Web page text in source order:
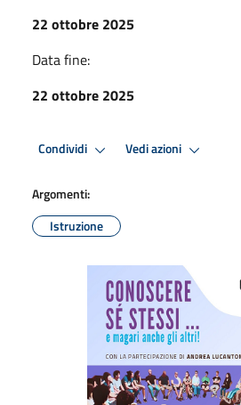
22 ottobre 2025
Data fine:
22 ottobre 2025
Condividi Vedi azioni
Argomenti:
Istruzione